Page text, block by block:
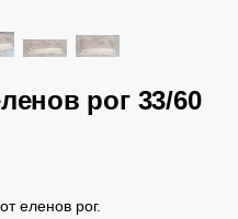
рог 33/60
еленов рог.